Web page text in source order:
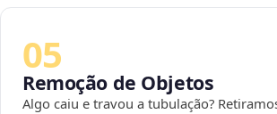
05
Remoção de Objetos
Algo caiu e travou a tubulação?